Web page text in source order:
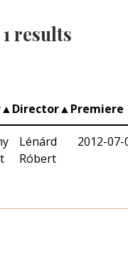
1 results
▲Director▲Premiere
Lénárd
Róbert
2012-07-